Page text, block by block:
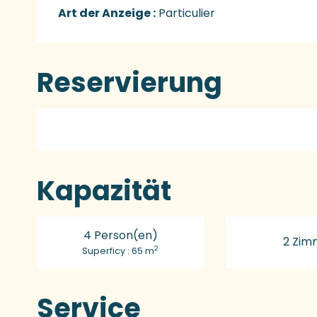
Art der Anzeige : Particulier
Reservierung
Kapazität
4 Person(en)
Superficy : 65 m2 2
Service